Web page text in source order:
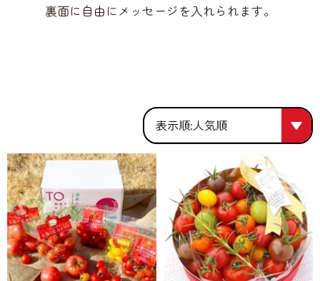
裏面に自由にメッセージを入れられます。
人気順
人気順
価格が安い
価格が高い